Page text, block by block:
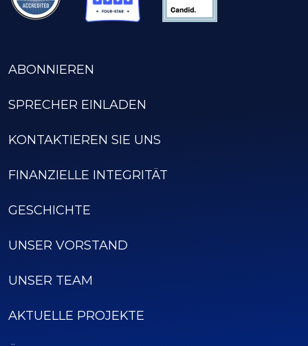
ABONNIEREN
SPRECHER EINLADEN
KONTAKTIEREN SIE UNS
FINANZIELLE INTEGRITÄT
GESCHICHTE
UNSER VORSTAND
UNSER TEAM
AKTUELLE PROJEKTE